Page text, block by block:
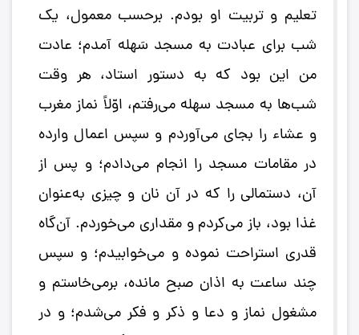
تعلیم و تربیت او بودم. برحسب معمول، یک
شب برای عبادت به مسجد سَهله آمدم؛ عادت
من این بود که به دستور استاد، هر وقت
شب‌ها به مسجد سهله می‌رفتم، اوّلاً نماز مغرب
و عشاء را بجای می‌آوردم و سپس اعمال وارده
در مقامات مسجد را انجام می‌دادم؛ و پس از
آن، دستمالی را که در آن نان و چیزی به‌عنوان
غذا بود، باز می‌کردم و مقداری می‌خوردم. آن‌گاه
قدری استراحت نموده و می‌خوابیدم؛ و سپس
چند ساعت به اذان صبح مانده، برمی‌خاستم و
مشغول نماز و دعا و ذکر و فکر می‌شدم؛ و در